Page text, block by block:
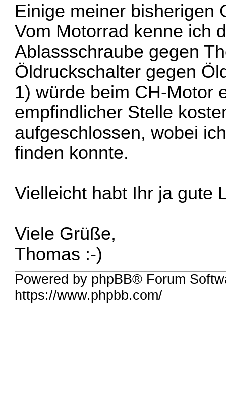
Einige meiner bisherigen
Vom Motorrad kenne ich
Ablassschraube gegen
Öldruckschalter gegen
1) würde beim CH-Motor
empfindlicher Stelle
aufgeschlossen, wobei
finden konnte.
Vielleicht habt Ihr ja gute
Viele Grüße,
Thomas :-)
Powered by phpBB® Forum
https://www.phpbb.com/